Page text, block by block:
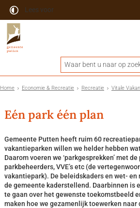
Lees voor
Home Economie & Recreatie Recreatie Vitale
Eén park één plan
Gemeente Putten heeft ruim 60
vakantieparken willen we helder hebben
Daarom voeren we ‘parkgesprekken’ met
parkbeheerders, VVE’s etc (de
vakantiepark). De beleidskaders en wet-
de gemeente kaderstellend. Daarbinnen is
te gaan over het gewenste toekomstbeeld
maken hoe we gezamenlijk toewerken